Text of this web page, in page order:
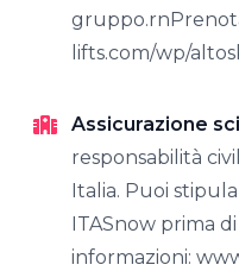
lifts.com/wp/
Assicurazione sci
responsabilità
Italia. Puoi
ITASnow prima
informazioni: